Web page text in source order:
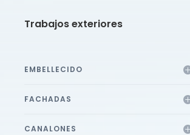
Trabajos exteriores
EMBELLECIDO
FACHADAS
CANALONES